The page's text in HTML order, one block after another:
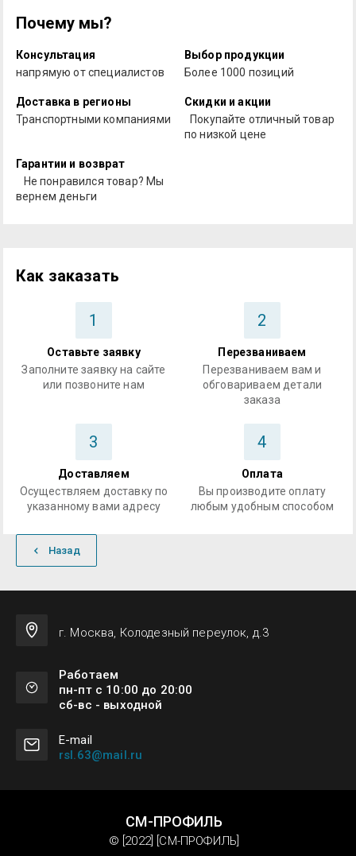
Почему мы?
Консультация
напрямую от специалистов
Выбор продукции
Более 1000 позиций
Доставка в регионы
Транспортными компаниями
Скидки и акции
Покупайте отличный товар
по низкой цене
Гарантии и возврат
Не понравился товар? Мы
вернем деньги
Как заказать
1
Оставьте заявку
Заполните заявку на сайте
или позвоните нам
2
Перезваниваем
Перезваниваем вам и
обговариваем детали
заказа
3
Доставляем
Осуществляем доставку по
указанному вами адресу
4
Оплата
Вы производите оплату
любым удобным способом
Назад
г. Москва, Колодезный переулок, д.3
Работаем
пн-пт с 10:00 до 20:00
сб-вс - выходной
Е-mail
rsl.63@mail.ru
СМ-ПРОФИЛЬ
© [2022] [СМ-ПРОФИЛЬ]